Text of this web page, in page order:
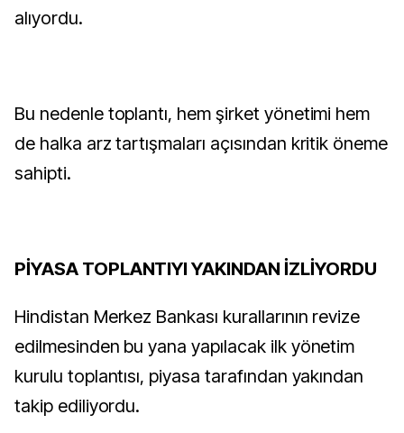
alıyordu.
Bu nedenle toplantı, hem şirket yönetimi hem
de halka arz tartışmaları açısından kritik öneme
sahipti.
PİYASA TOPLANTIYI YAKINDAN İZLİYORDU
Hindistan Merkez Bankası kurallarının revize
edilmesinden bu yana yapılacak ilk yönetim
kurulu toplantısı, piyasa tarafından yakından
takip ediliyordu.